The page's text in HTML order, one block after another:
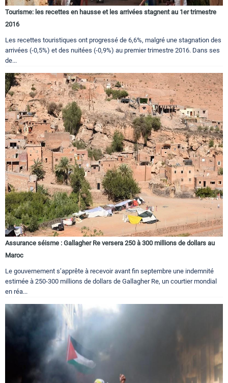
Tourisme: les recettes en hausse et les arrivées stagnent au 1er trimestre
2016
Les recettes touristiques ont progressé de 6,6%, malgré une stagnation des
arrivées (-0,5%) et des nuitées (-0,9%) au premier trimestre 2016. Dans ses
de...
Assurance séisme : Gallagher Re versera 250 à 300 millions de dollars au
Maroc
Le gouvernement s’apprête à recevoir avant fin septembre une indemnité
estimée à 250-300 millions de dollars de Gallagher Re, un courtier mondial
en réa...